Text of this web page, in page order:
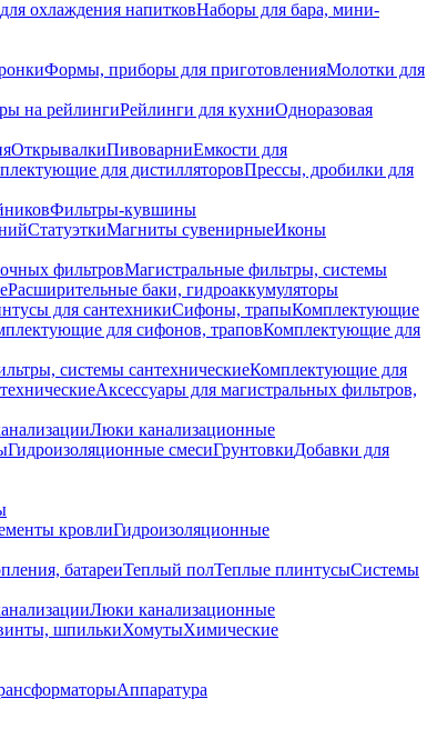
охлаждения напитковНаборы для бара, мини-
Формы, приборы для приготовленияМолотки для
на рейлингиРейлинги для кухниОдноразовая
ОткрывалкиПивоварниЕмкости для
для дистилляторовПрессы, дробилки для
Фильтры-кувшины
СтатуэткиМагниты сувенирныеИконы
фильтровМагистральные фильтры, системы
Расширительные баки, гидроаккумуляторы
для сантехникиСифоны, трапыКомплектующие
для сифонов, траповКомплектующие для
системы сантехническиеКомплектующие для
Аксессуары для магистральных фильтров,
Люки канализационные
Гидроизоляционные смесиГрунтовкиДобавки для
кровлиГидроизоляционные
батареиТеплый полТеплые плинтусыСистемы
Люки канализационные
шпилькиХомутыХимические
Аппаратура